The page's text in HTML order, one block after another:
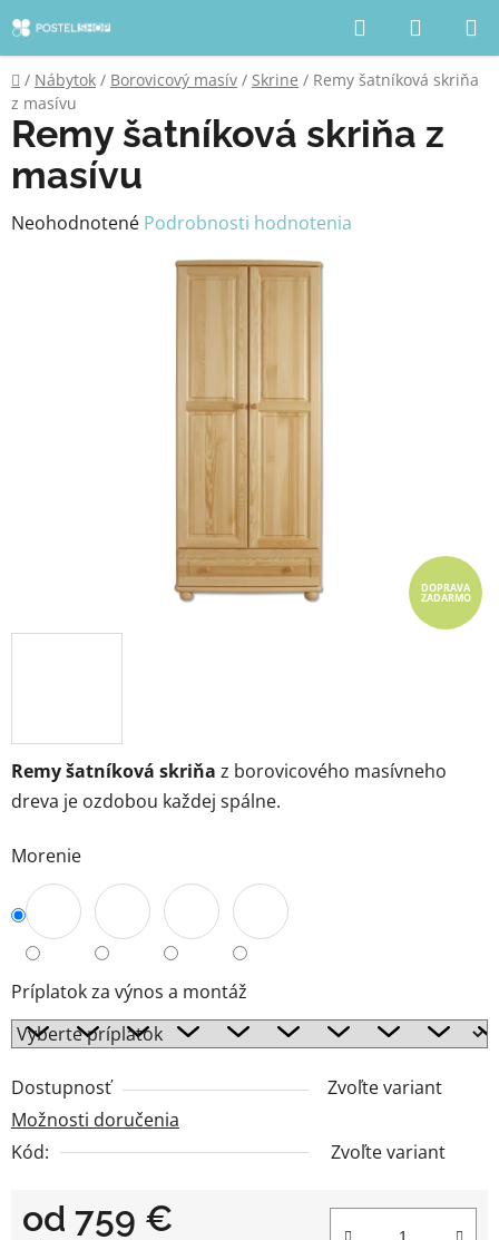
na
obsah
Hľadať
KOŠÍK
Domov
/ Nábytok / Borovicový masív / Skrine / Remy šatníková skriňa
z masívu
Remy šatníková skriňa z borovicového masívneho
dreva je ozdobou každej spálne.
Morenie
Príplatok za výnos a montáž
Dostupnosť
Zvoľte variant
Možnosti doručenia
Kód:
Zvoľte variant
od 759 €
Remy šatníková skriňa z
masívu
Priemerné
Neohodnotené Podrobnosti hodnotenia
DOPRAVA
ZADARMO